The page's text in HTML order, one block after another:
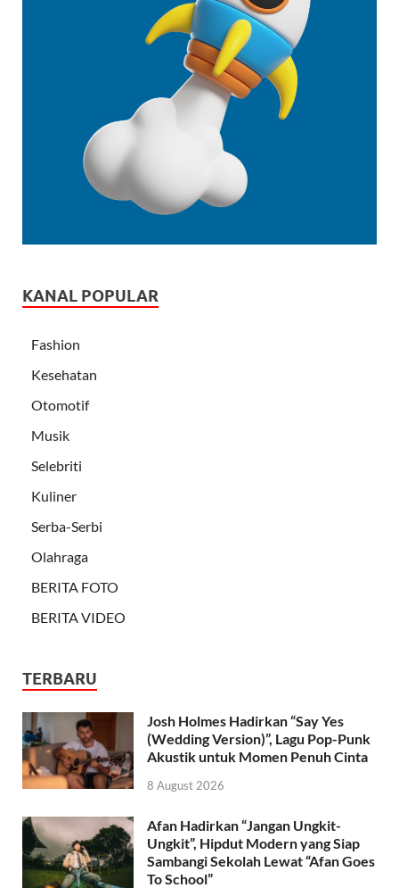
KANAL POPULAR
Fashion
Kesehatan
Otomotif
Musik
Selebriti
Kuliner
Serba-Serbi
Olahraga
BERITA FOTO
BERITA VIDEO
TERBARU
Josh Holmes Hadirkan “Say Yes
(Wedding Version)”, Lagu Pop-Punk
Akustik untuk Momen Penuh Cinta
8 August 2026
Afan Hadirkan “Jangan Ungkit-
Ungkit”, Hipdut Modern yang Siap
Sambangi Sekolah Lewat “Afan Goes
To School”